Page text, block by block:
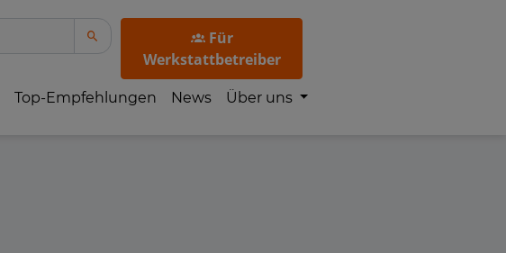
Für
Werkstattbetreiber
Top-Empfehlungen News Über uns